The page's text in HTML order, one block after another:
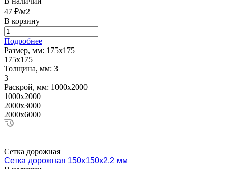
47 ₽/м2
В корзину
Подробнее
Размер, мм: 175х175
175х175
Толщина, мм: 3
3
Раскрой, мм: 1000х2000
1000х2000
2000х3000
2000х6000
Сетка дорожная
Сетка дорожная 150х150х2,2 мм